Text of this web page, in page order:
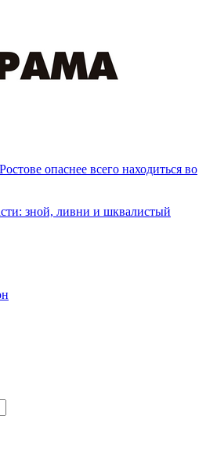
опаснее всего находиться во
зной, ливни и шквалистый